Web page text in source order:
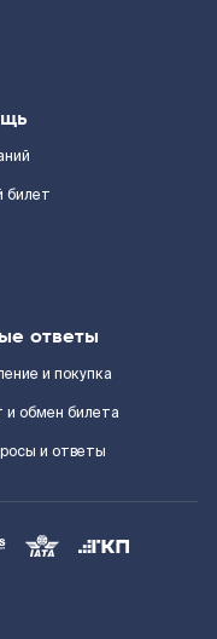
билет
ответы
и покупка
и обмен билета
и ответы